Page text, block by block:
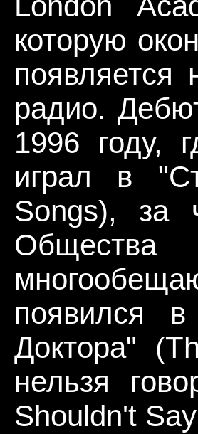
которую
радио.
1996 году,
играл в
Songs), за
появился
Доктора"
нельзя
Shouldn't